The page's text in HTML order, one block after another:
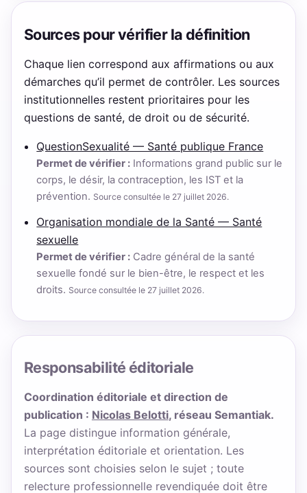
Sources pour vérifier la définition
Chaque lien correspond aux affirmations ou aux
démarches qu’il permet de contrôler. Les sources
institutionnelles restent prioritaires pour les
questions de santé, de droit ou de sécurité.
QuestionSexualité — Santé publique France
Permet de vérifier : Informations grand public sur le
corps, le désir, la contraception, les IST et la
prévention. Source consultée le 27 juillet 2026.
Organisation mondiale de la Santé — Santé
sexuelle
Permet de vérifier : Cadre général de la santé
sexuelle fondé sur le bien-être, le respect et les
droits. Source consultée le 27 juillet 2026.
Responsabilité éditoriale
Coordination éditoriale et direction de
publication : Nicolas Belotti, réseau Semantiak.
La page distingue information générale,
interprétation éditoriale et orientation. Les
sources sont choisies selon le sujet ; toute
relecture professionnelle revendiquée doit être